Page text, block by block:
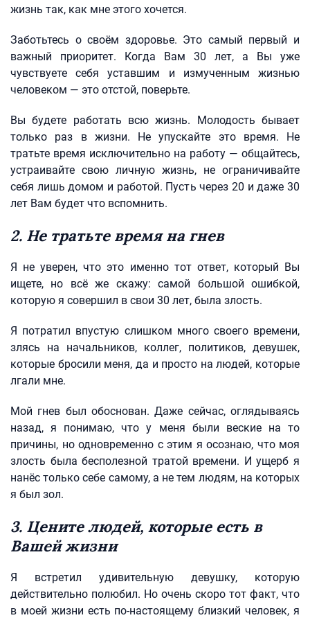
жизнь так, как мне этого хочется.
Заботьтесь о своём здоровье. Это самый первый и
важный приоритет. Когда Вам 30 лет, а Вы уже
чувствуете себя уставшим и измученным жизнью
человеком — это отстой, поверьте.
Вы будете работать всю жизнь. Молодость бывает
только раз в жизни. Не упускайте это время. Не
тратьте время исключительно на работу — общайтесь,
устраивайте свою личную жизнь, не ограничивайте
себя лишь домом и работой. Пусть через 20 и даже 30
лет Вам будет что вспомнить.
2. Не тратьте время на гнев
Я не уверен, что это именно тот ответ, который Вы
ищете, но всё же скажу: самой большой ошибкой,
которую я совершил в свои 30 лет, была злость.
Я потратил впустую слишком много своего времени,
злясь на начальников, коллег, политиков, девушек,
которые бросили меня, да и просто на людей, которые
лгали мне.
Мой гнев был обоснован. Даже сейчас, оглядываясь
назад, я понимаю, что у меня были веские на то
причины, но одновременно с этим я осознаю, что моя
злость была бесполезной тратой времени. И ущерб я
нанёс только себе самому, а не тем людям, на которых
я был зол.
3. Цените людей, которые есть в
Вашей жизни
Я встретил удивительную девушку, которую
действительно полюбил. Но очень скоро тот факт, что
в моей жизни есть по-настоящему близкий человек, я